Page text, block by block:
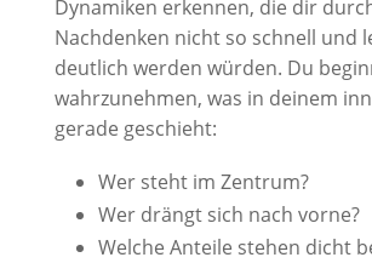
Dynamiken erkennen, die dir
Nachdenken nicht so schnell und
deutlich werden würden. Du
wahrzunehmen, was in deinem
gerade geschieht:
Wer steht im Zentrum?
Wer drängt sich nach vorne?
Welche Anteile stehen dicht